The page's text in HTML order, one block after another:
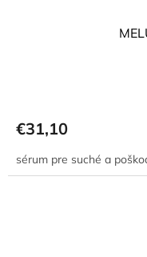
€31,10
sérum pre suché a